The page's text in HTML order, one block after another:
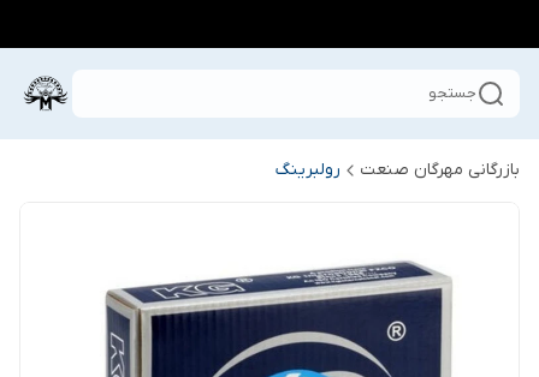
جستجو
بازرگانی مهرگان صنعت رولبرینگ